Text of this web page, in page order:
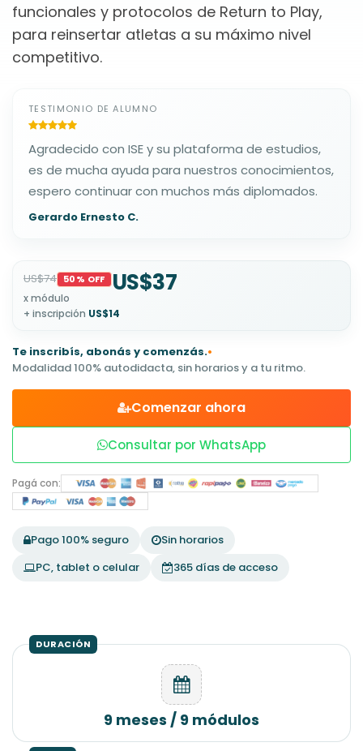
funcionales y protocolos de Return to Play,
para reinsertar atletas a su máximo nivel
competitivo.
TESTIMONIO DE ALUMNO
Agradecido con ISE y su plataforma de estudios,
es de mucha ayuda para nuestros conocimientos,
espero continuar con muchos más diplomados.
Gerardo Ernesto C.
US$74 50% OFF US$37
x módulo
+ inscripción US$14
Te inscribís, abonás y comenzás.•
Modalidad 100% autodidacta, sin horarios y a tu ritmo.
Comenzar ahora
Consultar por WhatsApp
Pagá con:
Pago 100% seguro
Sin horarios
PC, tablet o celular
365 días de acceso
9 meses / 9 módulos